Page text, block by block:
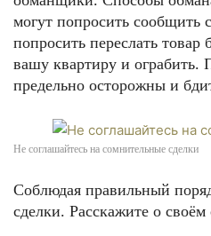
могут попросить сообщить
попросить переслать товар
вашу квартиру и ограбить.
предельно осторожны и
Не соглашайтесь на сомнительные сделки
Соблюдая правильный
сделки. Расскажите о